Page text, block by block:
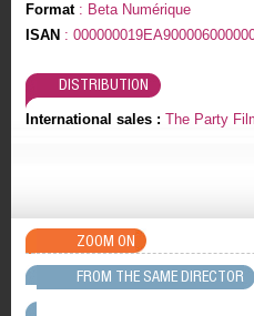
Format: Beta Numérique
ISAN :
DISTRIBUTION
International sales : The Party
ZOOM ON
FROM THE SAME DIRECTOR